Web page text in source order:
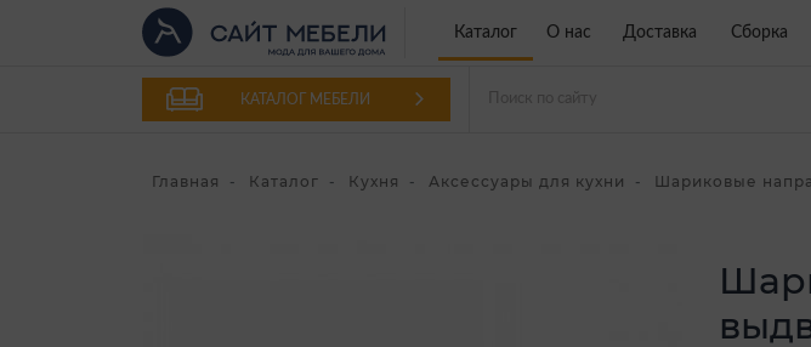
Каталог О нас Доставка Сборка
КАТАЛОГ МЕБЕЛИ
Главная Каталог Кухня Аксессуары для кухни Шариковые